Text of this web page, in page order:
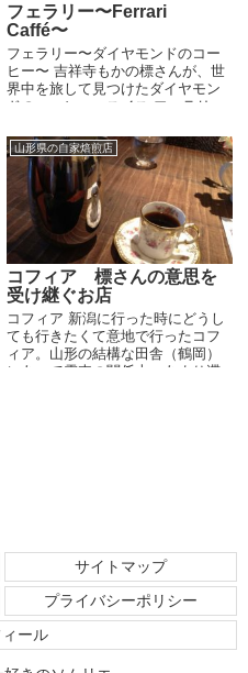
フェラリー〜Ferrari
Caffé〜
フェラリー〜ダイヤモンドのコー
ヒー〜 吉祥寺もかの標さんが、世
界中を旅して見つけたダイヤモン
ドのコーヒー、スイス フェラリー
に感謝。ネットをやっていてよか
った…。Ｉさんありがとう。 この
フェラリーの豆は...
山形県の自家焙煎店
コフィア 標さんの意思を
受け継ぐお店
コフィア 新潟に行った時にどうし
ても行きたくて意地で行ったコフ
ィア。山形の結構な田舎（鶴岡）
にあって電車の関係上、あまり滞
サイトマップ
プライバシーポリシー
ール